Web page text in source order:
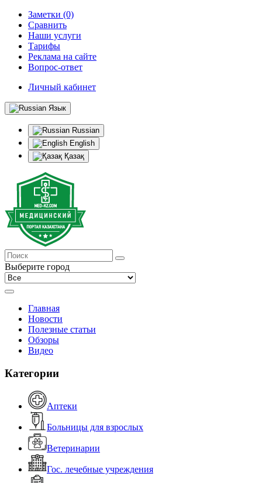
Заметки (0)
Сравнить
Наши услуги
Тарифы
Реклама на сайте
Вопрос-ответ
Личный кабинет
Язык
Russian
English
Қазақ
Выберите город
Главная
Новости
Полезные статьи
Обзоры
Видео
Категории
Аптеки
Больницы для взрослых
Ветеринарии
Гос. лечебные учреждения